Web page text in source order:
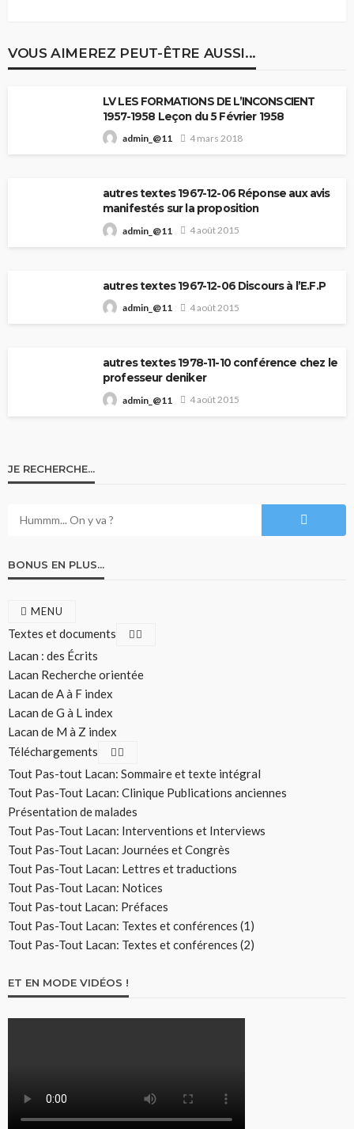
VOUS AIMEREZ PEUT-ÊTRE AUSSI...
LV LES FORMATIONS DE L’INCONSCIENT
1957-1958 Leçon du 5 Février 1958
admin_@11 4 mars 2018
autres textes 1967-12-06 Réponse aux avis
manifestés sur la proposition
admin_@11 4 août 2015
autres textes 1967-12-06 Discours à l’E.F.P
admin_@11 4 août 2015
autres textes 1978-11-10 conférence chez le
professeur deniker
admin_@11 4 août 2015
JE RECHERCHE…
BONUS EN PLUS…
MENU
Textes et documents
Lacan : des Écrits
Lacan Recherche orientée
Lacan de A à F index
Lacan de G à L index
Lacan de M à Z index
Téléchargements
Tout Pas-tout Lacan: Sommaire et texte intégral
Tout Pas-Tout Lacan: Clinique Publications anciennes
Présentation de malades
Tout Pas-Tout Lacan: Interventions et Interviews
Tout Pas-Tout Lacan: Journées et Congrès
Tout Pas-Tout Lacan: Lettres et traductions
Tout Pas-Tout Lacan: Notices
Tout Pas-tout Lacan: Préfaces
Tout Pas-Tout Lacan: Textes et conférences (1)
Tout Pas-Tout Lacan: Textes et conférences (2)
ET EN MODE VIDÉOS !